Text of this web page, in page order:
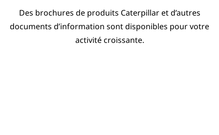
Des brochures de produits Caterpillar et d’autres
documents d’information sont disponibles pour votre
activité croissante.